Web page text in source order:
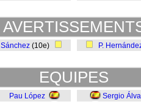
(10e) P.
EQUIPES
Pau López
Sergio